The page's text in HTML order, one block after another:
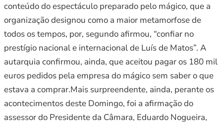
conteúdo do espectáculo preparado pelo mágico, que a
organização designou como a maior metamorfose de
todos os tempos, por, segundo afirmou, “confiar no
prestígio nacional e internacional de Luís de Matos”. A
autarquia confirmou, ainda, que aceitou pagar os 180 mil
euros pedidos pela empresa do mágico sem saber o que
estava a comprar.Mais surpreendente, ainda, perante os
acontecimentos deste Domingo, foi a afirmação do
assessor do Presidente da Câmara, Eduardo Nogueira,